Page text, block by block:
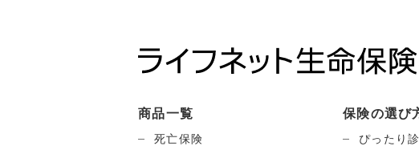
商品一覧
死亡保険
保険の選び
ぴったり